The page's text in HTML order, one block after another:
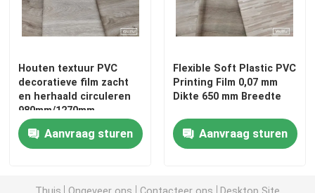
Home
Products
About Us
Houten textuur PVC
decoratieve film zacht
en herhaald circuleren
980mm/1270mm
Aanvraag sturen
Flexible Soft Plastic PVC
Printing Film 0,07 mm
Dikte 650 mm Breedte
Aanvraag sturen